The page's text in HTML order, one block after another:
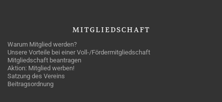
MITGLIEDSCHAFT
Warum Mitglied werden?
Unsere Vorteile bei einer Voll-/Fördermitgliedschaft
Mitgliedschaft beantragen
Aktion: Mitglied werben!
Satzung des Vereins
Beitragsordnung